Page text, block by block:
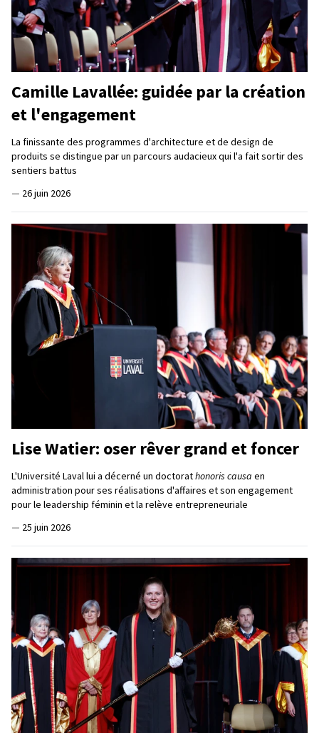
Camille Lavallée: guidée par la création
et l'engagement
La finissante des programmes d'architecture et de design de
produits se distingue par un parcours audacieux qui l'a fait sortir des
sentiers battus
— 26 juin 2026
Lise Watier: oser rêver grand et foncer
L'Université Laval lui a décerné un doctorathonoris causa en
administration pour ses réalisations d'affaires et son engagement
pour le leadership féminin et la relève entrepreneuriale
— 25 juin 2026